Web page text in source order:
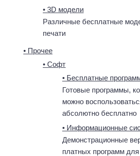
• 3D модели
Различные бесплатные
печати
• Прочее
• Софт
• Бесплатные
Готовые программы,
можно
абсолютно бесплатно
• Информационные
Демонстрационные
платных программ